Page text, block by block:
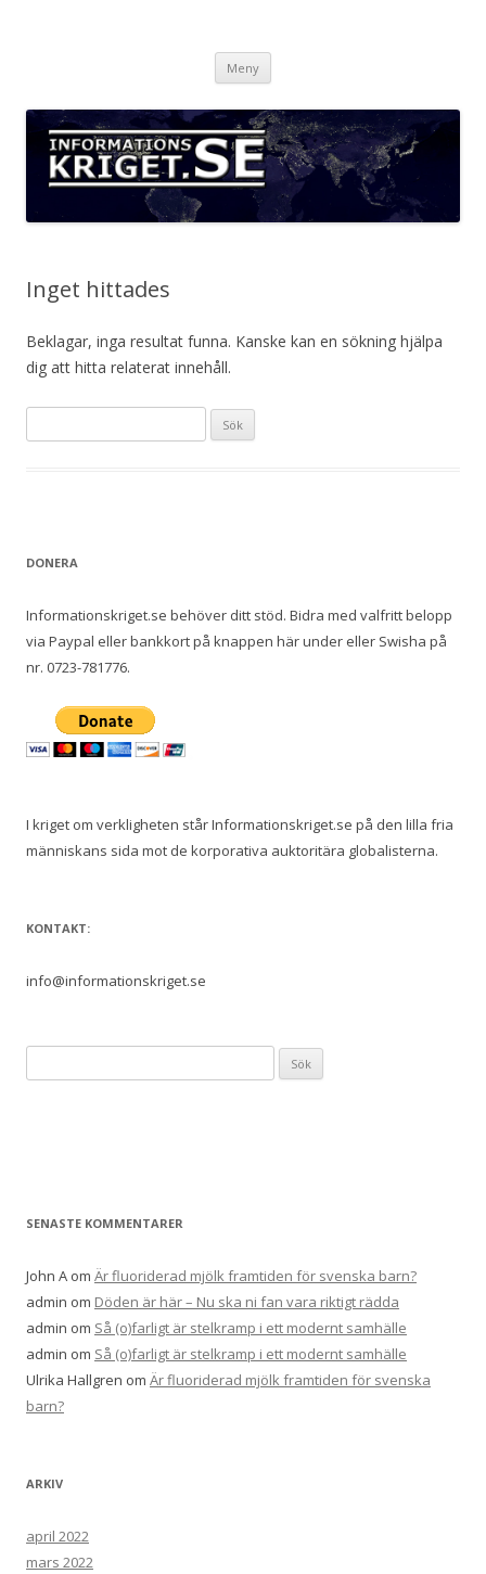
Meny
Inget hittades
Beklagar, inga resultat funna. Kanske kan en sökning hjälpa
dig att hitta relaterat innehåll.
ö
DONERA
Informationskriget.se behöver ditt stöd. Bidra med valfritt belopp
via Paypal eller bankkort på knappen här under eller Swisha på
nr. 0723-781776.
I kriget om verkligheten står Informationskriget.se på den lilla fria
människans sida mot de korporativa auktoritära globalisterna.
KONTAKT:
info@informationskriget.se
ö
e
:
SENASTE KOMMENTARER
John A om Är fluoriderad mjölk framtiden för svenska barn?
admin om Döden är här – Nu ska ni fan vara riktigt rädda
admin om Så (o)farligt är stelkramp i ett modernt samhälle
admin om Så (o)farligt är stelkramp i ett modernt samhälle
Ulrika Hallgren om Är fluoriderad mjölk framtiden för svenska
barn?
ARKIV
april 2022
mars 2022